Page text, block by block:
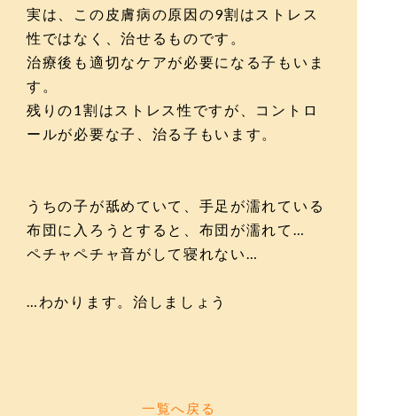
実は、この皮膚病の原因の9割はストレス
性ではなく、治せるものです。
治療後も適切なケアが必要になる子もいま
す。
残りの1割はストレス性ですが、コントロ
ールが必要な子、治る子もいます。
うちの子が舐めていて、手足が濡れている
布団に入ろうとすると、布団が濡れて…
ペチャペチャ音がして寝れない…
…わかります。治しましょう
一覧へ戻る